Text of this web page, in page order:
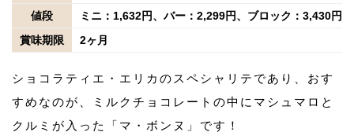
値段
ミニ：1,632円、バー：2,299円、ブロック：3,430円
賞味期限
2ヶ月
ショコラティエ・エリカのスペシャリテであり、おす
すめなのが、ミルクチョコレートの中にマシュマロと
クルミが入った「マ・ボンヌ」です！